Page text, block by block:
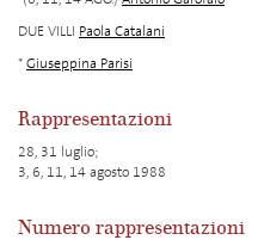
DUE VILLI Paola Catalani
*Giuseppina Parisi
Rappresentazioni
28, 31 luglio;
3, 6, 11, 14 agosto 1988
Numero rappresentazioni